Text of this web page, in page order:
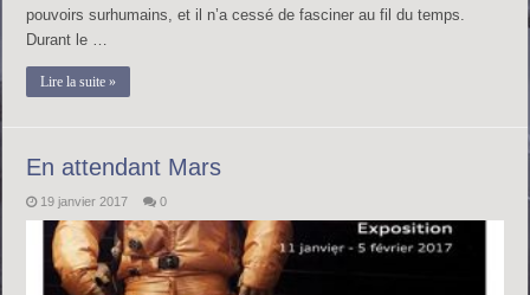
pouvoirs surhumains, et il n’a cessé de fasciner au fil du temps.
Durant le …
Lire la suite »
En attendant Mars
19 janvier 2017 0